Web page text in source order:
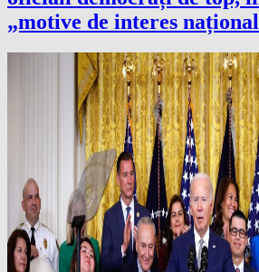
„motive de interes